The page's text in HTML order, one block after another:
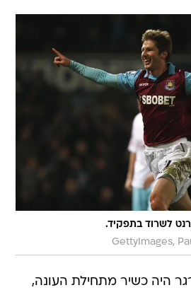
לשרוד בתפקיד.
GettyImages,
היה כשיר מתחילת העונה,